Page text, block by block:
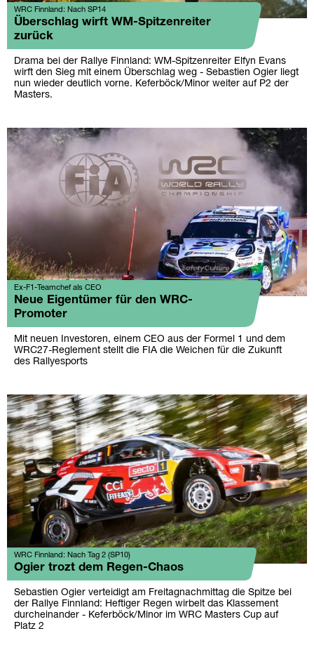
WRC Finnland: Nach SP14
Überschlag wirft WM-Spitzenreiter
zurück
Drama bei der Rallye Finnland: WM-Spitzenreiter Elfyn Evans
wirft den Sieg mit einem Überschlag weg - Sebastien Ogier liegt
nun wieder deutlich vorne. Keferböck/Minor weiter auf P2 der
Masters.
Ex-F1-Teamchef als CEO
Neue Eigentümer für den WRC-
Promoter
Mit neuen Investoren, einem CEO aus der Formel 1 und dem
WRC27-Reglement stellt die FIA die Weichen für die Zukunft
des Rallyesports
WRC Finnland: Nach Tag 2 (SP10)
Ogier trozt dem Regen-Chaos
Sebastien Ogier verteidigt am Freitagnachmittag die Spitze bei
der Rallye Finnland: Heftiger Regen wirbelt das Klassement
durcheinander - Keferböck/Minor im WRC Masters Cup auf
Platz 2